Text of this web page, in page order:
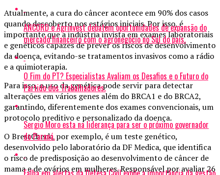
Atualmente, a cura do câncer acontece em 90% dos casos
quando descoberto nos estágios iniciais. Por isso, é
importante que a indústria invista em exames laboratoriais
e genéticos capazes de prever os riscos de desenvolvimento
da doença, evitando-se tratamentos invasivos como a rádio
e a quimioterapia.
Para isso, o uso da genética pode servir para detectar
alterações em vários genes além do BRCA1 e do BRCA2,
garantindo, diferentemente dos exames convencionais, um
protocolo preditivo e personalizado da doença.
O BrestCheck, por exemplo, é um teste genético,
desenvolvido pelo laboratório da DF Medica, que identifica
o risco de predisposição ao desenvolvimento de câncer de
mama e de ovários em mulheres. Responsável por avaliar 26
ANCORD e Agrinvest debatem oportunidades de expansão do
mercado financeiro com o agronegócio no Sul do país.
O Fim do PT? Especialistas Avaliam os Desafios e o Futuro do
Partido dos Trabalhadores.
Sergio Moro esta na liderança para ser o próximo governador
do Paraná.